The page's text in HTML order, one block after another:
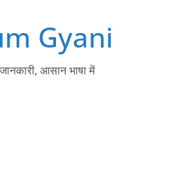
Gyani
आसान भाषा में